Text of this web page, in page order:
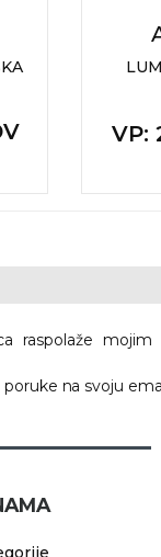
VP:
raspolaže
na svoju